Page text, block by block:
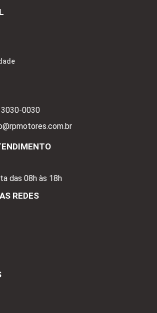
0030
das 08h às 18h
REDES